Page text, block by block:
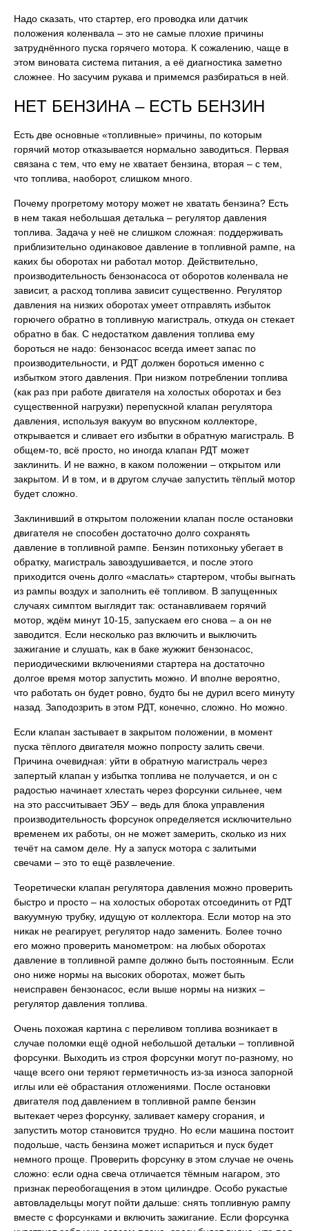
Надо сказать, что стартер, его проводка или датчик
положения коленвала – это не самые плохие причины
затруднённого пуска горячего мотора. К сожалению, чаще в
этом виновата система питания, а её диагностика заметно
сложнее. Но засучим рукава и примемся разбираться в ней.
НЕТ БЕНЗИНА – ЕСТЬ БЕНЗИН
Есть две основные «топливные» причины, по которым
горячий мотор отказывается нормально заводиться. Первая
связана с тем, что ему не хватает бензина, вторая – с тем,
что топлива, наоборот, слишком много.
Почему прогретому мотору может не хватать бензина? Есть
в нем такая небольшая деталька – регулятор давления
топлива. Задача у неё не слишком сложная: поддерживать
приблизительно одинаковое давление в топливной рампе, на
каких бы оборотах ни работал мотор. Действительно,
производительность бензонасоса от оборотов коленвала не
зависит, а расход топлива зависит существенно. Регулятор
давления на низких оборотах умеет отправлять избыток
горючего обратно в топливную магистраль, откуда он стекает
обратно в бак. С недостатком давления топлива ему
бороться не надо: бензонасос всегда имеет запас по
производительности, и РДТ должен бороться именно с
избытком этого давления. При низком потреблении топлива
(как раз при работе двигателя на холостых оборотах и без
существенной нагрузки) перепускной клапан регулятора
давления, используя вакуум во впускном коллекторе,
открывается и сливает его избытки в обратную магистраль. В
общем-то, всё просто, но иногда клапан РДТ может
заклинить. И не важно, в каком положении – открытом или
закрытом. И в том, и в другом случае запустить тёплый мотор
будет сложно.
Заклинивший в открытом положении клапан после остановки
двигателя не способен достаточно долго сохранять
давление в топливной рампе. Бензин потихоньку убегает в
обратку, магистраль завоздушивается, и после этого
приходится очень долго «маслать» стартером, чтобы выгнать
из рампы воздух и заполнить её топливом. В запущенных
случаях симптом выглядит так: останавливаем горячий
мотор, ждём минут 10-15, запускаем его снова – а он не
заводится. Если несколько раз включить и выключить
зажигание и слушать, как в баке жужжит бензонасос,
периодическими включениями стартера на достаточно
долгое время мотор запустить можно. И вполне вероятно,
что работать он будет ровно, будто бы не дурил всего минуту
назад. Заподозрить в этом РДТ, конечно, сложно. Но можно.
Если клапан застывает в закрытом положении, в момент
пуска тёплого двигателя можно попросту залить свечи.
Причина очевидная: уйти в обратную магистраль через
запертый клапан у избытка топлива не получается, и он с
радостью начинает хлестать через форсунки сильнее, чем
на это рассчитывает ЭБУ – ведь для блока управления
производительность форсунок определяется исключительно
временем их работы, он не может замерить, сколько из них
течёт на самом деле. Ну а запуск мотора с залитыми
свечами – это то ещё развлечение.
Теоретически клапан регулятора давления можно проверить
быстро и просто – на холостых оборотах отсоединить от РДТ
вакуумную трубку, идущую от коллектора. Если мотор на это
никак не реагирует, регулятор надо заменить. Более точно
его можно проверить манометром: на любых оборотах
давление в топливной рампе должно быть постоянным. Если
оно ниже нормы на высоких оборотах, может быть
неисправен бензонасос, если выше нормы на низких –
регулятор давления топлива.
Очень похожая картина с переливом топлива возникает в
случае поломки ещё одной небольшой детальки – топливной
форсунки. Выходить из строя форсунки могут по-разному, но
чаще всего они теряют герметичность из-за износа запорной
иглы или её обрастания отложениями. После остановки
двигателя под давлением в топливной рампе бензин
вытекает через форсунку, заливает камеру сгорания, и
запустить мотор становится трудно. Но если машина постоит
подольше, часть бензина может испариться и пуск будет
немного проще. Проверить форсунку в этом случае не очень
сложно: если одна свеча отличается тёмным нагаром, это
признак переобогащения в этом цилиндре. Особо рукастые
автовладельцы могут пойти дальше: снять топливную рампу
вместе с форсунками и включить зажигание. Если форсунка